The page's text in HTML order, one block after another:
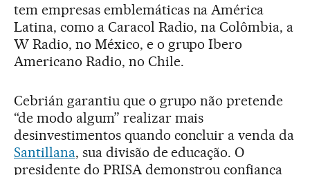
tem empresas emblemáticas na América
Latina, como a Caracol Radio, na Colômbia, a
W Radio, no México, e o grupo Ibero
Americano Radio, no Chile.
Cebrián garantiu que o grupo não pretende
“de modo algum” realizar mais
desinvestimentos quando concluir a venda da
Santillana, sua divisão de educação. O
presidente do PRISA demonstrou confiança